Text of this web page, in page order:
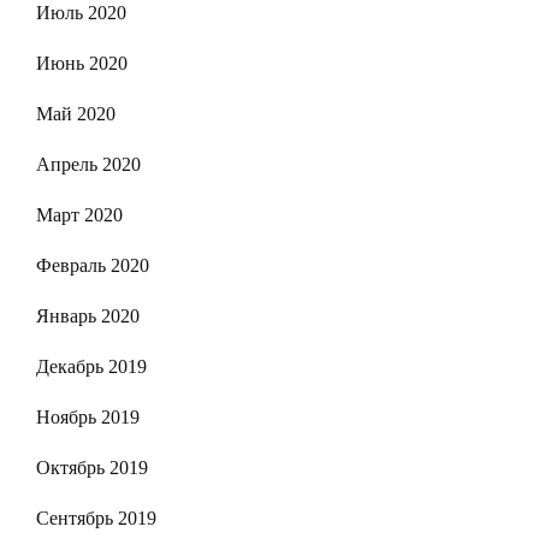
Июль 2020
Июнь 2020
Май 2020
Апрель 2020
Март 2020
Февраль 2020
Январь 2020
Декабрь 2019
Ноябрь 2019
Октябрь 2019
Сентябрь 2019